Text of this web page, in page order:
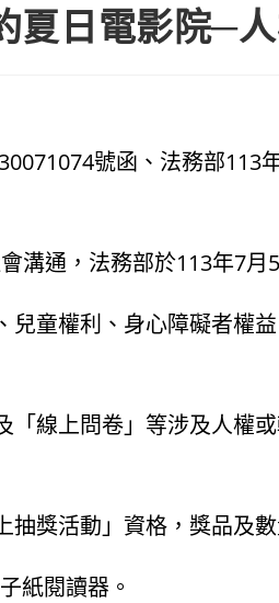
日電影院─人
號函、法務部113
溝通，法務部於113年7月
童權利、身心障礙者權
線上問卷」等涉及人權
獎活動」資格，獎品及數
紙閱讀器。